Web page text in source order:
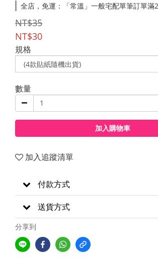
全店，免運：「常溫」一般宅配單筆訂單滿
NT$35
NT$30
規格
數量
加入購物車
加入追蹤清單
付款方式
送貨方式
分享到